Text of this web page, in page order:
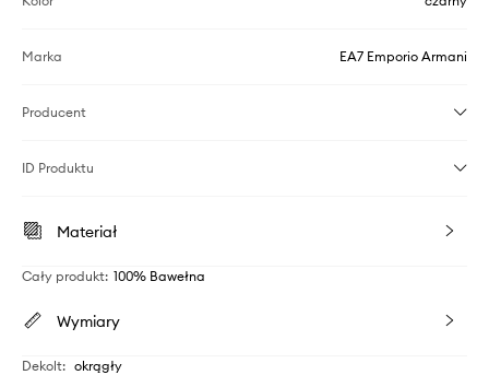
Marka EA7 Emporio Armani
Producent
ID Produktu
Materiał
Cały produkt: 100% Bawełna
Wymiary
Dekolt: okrągły